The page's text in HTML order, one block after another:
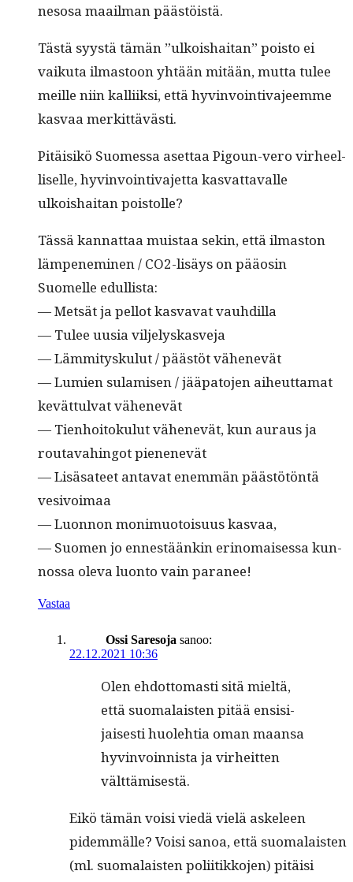
nesosa maail­man päästöistä.
Tästä syys­tä tämän ”ulkoishai­tan” pois­to ei
vaiku­ta ilmas­toon yhtään mitään, mut­ta tulee
meille niin kalli­ik­si, että hyv­in­voin­ti­va­jeemme
kas­vaa merkittävästi.
Pitäisikö Suomes­sa aset­taa Pigoun-vero virheel­
liselle, hyv­in­voin­ti­va­jet­ta kas­vat­tavalle
ulkoishai­tan poistolle?
Tässä kan­nat­taa muis­taa sekin, että ilmas­ton
läm­pen­e­m­i­nen / CO2-lisäys on pääosin
Suomelle edullista:
— Met­sät ja pel­lot kas­va­vat vauhdilla
— Tulee uusia viljelyskasveja
— Läm­mi­tysku­lut / päästöt vähenevät
— Lumien sulamisen / jää­pa­to­jen aiheut­ta­mat
kevät­tul­vat vähenevät
— Tien­hoitoku­lut vähenevät, kun auraus ja
routavahin­got pienenevät
— Lisäsateet anta­vat enem­män päästötön­tä
vesivoimaa
— Luon­non mon­imuo­toisu­us kasvaa,
— Suomen jo ennestäänkin eri­no­maises­sa kun­
nos­sa ole­va luon­to vain paranee!
Vastaa
Ossi Saresoja sanoo:
22.12.2021 10:36
Olen ehdot­tomasti sitä mieltä,
että suo­ma­lais­ten pitää ensisi­
jais­es­ti huole­htia oman maansa
hyv­in­voin­nista ja virheit­ten
välttämisestä.
Eikö tämän voisi viedä vielä askeleen
pidem­mälle? Voisi sanoa, että suo­ma­lais­ten
(ml. suo­ma­lais­ten poli­itikko­jen) pitäisi